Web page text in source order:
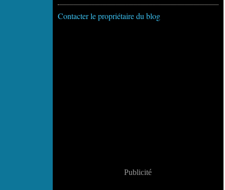
Contacter le propriétaire du blog
Publicité